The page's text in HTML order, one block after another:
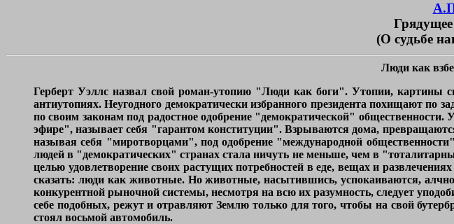
(О судьбе
Люди как
Герберт Уэллс назвал свой роман-утопию "Люди как боги". Утопии, картины
антиутопиях. Неугодного демократически избранного президента похищают по
по своим законам под радостное одобрение "демократической"
эфире", называет себя "гарантом конституции". Взрываются дома,
называя себя "миротворцами", под одобрение "международной
людей в "демократических" странах стала ничуть не меньше, чем в
целью удовлетворение своих растущих потребностей в еде, вещах и
сказать: люди как животные. Но животные, насытившись, успокаиваются,
конкурентной рыночной системы, несмотря на всю их разумность, следует
себе подобных, режут и отравляют Землю только для того, чтобы на свой
стоял восьмой автомобиль.